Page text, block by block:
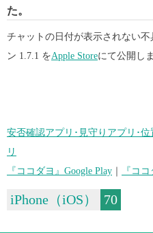
た。
チャットの日付が表示されない
ン 1.7.1 をApple Storeにて公開し
安否確認アプリ･見守りアプリ･
リ
『ココダヨ』Google Play
『コ
iPhone（iOS） 70